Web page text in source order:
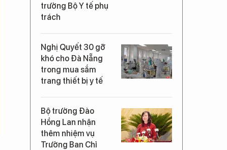
trưởng Bộ Y tế phụ
trách
Nghị Quyết 30 gỡ
khó cho Đà Nẵng
trong mua sắm
trang thiết bị y tế
Bộ trưởng Đào
Hồng Lan nhận
thêm nhiệm vụ
Trưởng Ban Chỉ